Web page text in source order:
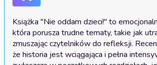
Książka "Nie oddam dzieci!" to
która porusza trudne tematy, takie jak
zmuszając czytelników do refleksji.
że historia jest wciągająca i pełna